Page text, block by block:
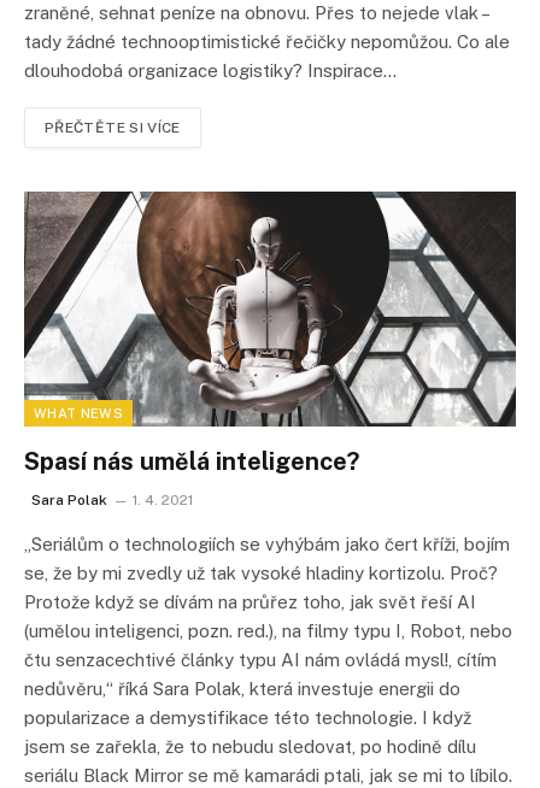
zraněné, sehnat peníze na obnovu. Přes to nejede vlak –
tady žádné technooptimistické řečičky nepomůžou. Co ale
dlouhodobá organizace logistiky? Inspirace…
PŘEČTĚTE SI VÍCE
WHAT NEWS
Spasí nás umělá inteligence?
Sara Polak 1. 4. 2021
„Seriálům o technologiích se vyhýbám jako čert kříži, bojím
se, že by mi zvedly už tak vysoké hladiny kortizolu. Proč?
Protože když se dívám na průřez toho, jak svět řeší AI
(umělou inteligenci, pozn. red.), na filmy typu I, Robot, nebo
čtu senzacechtivé články typu AI nám ovládá mysl!, cítím
nedůvěru,“ říká Sara Polak, která investuje energii do
popularizace a demystifikace této technologie. I když
jsem se zařekla, že to nebudu sledovat, po hodině dílu
seriálu Black Mirror se mě kamarádi ptali, jak se mi to líbilo.